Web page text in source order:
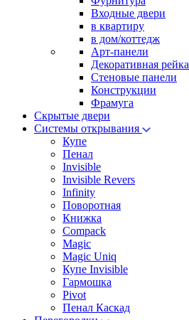
Входные двери
в квартиру
в дом/коттедж
Арт-панели
Декоративная рейка
Стеновые панели
Конструкции
Фрамуга
Скрытые двери
Системы открывания
Купе
Пенал
Invisible
Invisible Revers
Infinity
Поворотная
Книжка
Compack
Magic
Magic Uniq
Купе Invisible
Гармошка
Pivot
Пенал Каскад